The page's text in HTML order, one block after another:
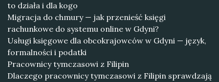
to działa i dla kogo
Migracja do chmury — jak przenieść księgi
rachunkowe do systemu online w Gdyni?
Usługi księgowe dla obcokrajowców w Gdyni — język,
formalności i podatki
Pracownicy tymczasowi z Filipin
Dlaczego pracownicy tymczasowi z Filipin sprawdzają